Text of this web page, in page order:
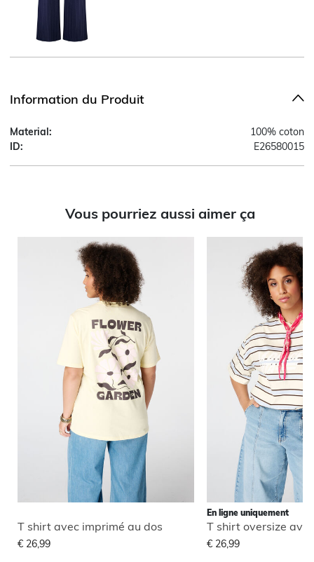
Information du Produit
Material:
100% coton
ID:
E26580015
Vous pourriez aussi aimer ça
T shirt avec imprimé au dos
€ 26,99
En ligne uniquement
T shirt oversize
€ 26,99